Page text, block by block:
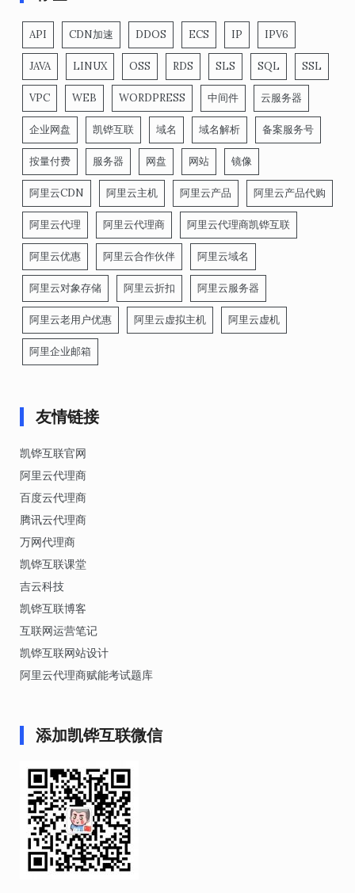
API CDN加速 DDOS ECS IP IPV6
JAVA LINUX OSS RDS SLS SQL SSL
VPC WEB WORDPRESS 中间件 云服务器
企业网盘 凯铧互联 域名 域名解析 备案服务号
按量付费 服务器 网盘 网站 镜像
阿里云CDN 阿里云主机 阿里云产品 阿里云产品代购
阿里云代理 阿里云代理商 阿里云代理商凯铧互联
阿里云优惠 阿里云合作伙伴 阿里云域名
阿里云对象存储 阿里云折扣 阿里云服务器
阿里云老用户优惠 阿里云虚拟主机 阿里云虚机
阿里企业邮箱
友情链接
凯铧互联官网
阿里云代理商
百度云代理商
腾讯云代理商
万网代理商
凯铧互联课堂
吉云科技
凯铧互联博客
互联网运营笔记
凯铧互联网站设计
阿里云代理商赋能考试题库
添加凯铧互联微信